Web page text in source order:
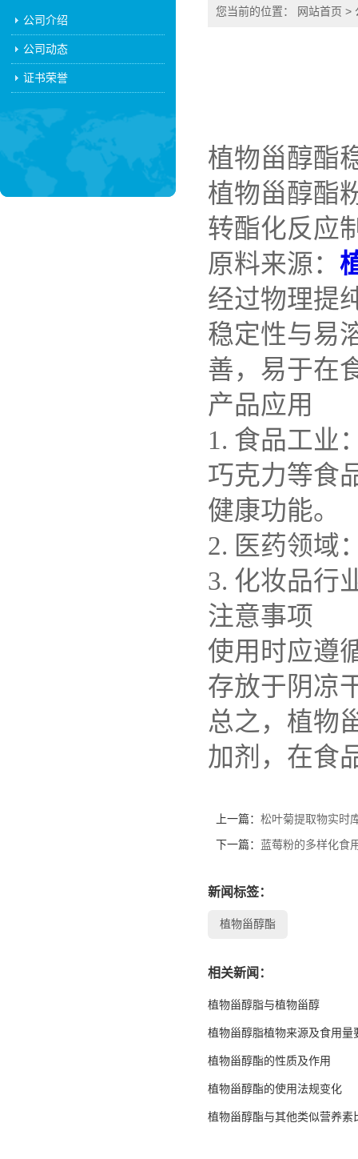
公司介绍
公司动态
证书荣誉
您当前的位置： 网站首页 >
植物甾醇酯
植物甾醇酯
转酯化反应
原料来源：
经过物理提
稳定性与易
善，易于在
产品应用
1. 食品工业
巧克力等食
健康功能。
2. 医药领域
3. 化妆品行
注意事项
使用时应遵
存放于阴凉
总之，植物
加剂，在食
上一篇： 松叶菊提取物实时
下一篇： 蓝莓粉的多样化食
新闻标签：
植物甾醇酯
相关新闻：
植物甾醇脂与植物甾醇
植物甾醇脂植物来源及食用量
植物甾醇酯的性质及作用
植物甾醇酯的使用法规变化
植物甾醇酯与其他类似营养素